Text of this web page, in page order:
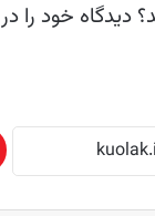
دیدگاه خود را